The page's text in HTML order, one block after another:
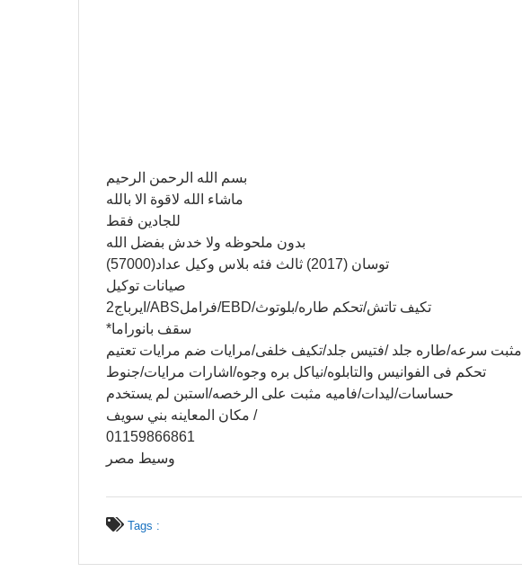
بسم الله الرحمن الرحيم
ماشاء الله لاقوة الا بالله
للجادين فقط
بدون ملحوظه ولا خدش بفضل الله
توسان (2017) ثالث فئه بلاس وكيل عداد(57000)
صيانات توكيل
2ايرباج/ABSفرامل/EBD/تكيف تاتش/تحكم طاره/بلوتوث
*سقف بانوراما
مثبت سرعه/طاره جلد /فتيس جلد/تكيف خلفى/مرايات ضم مرايات تعتيم
تحكم فى الفوانيس والتابلوه/نياكل بره وجوه/اشارات مرايات/جنوط
حساسات/ليدات/فاميه مثبت على الرخصه/استبن لم يستخدم
مكان المعاينه بني سويف /
01159866861
وسيط مصر
Tags :